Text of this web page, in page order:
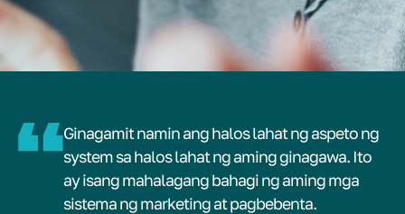
Ginagamit namin ang halos lahat ng aspeto ng
system sa halos lahat ng aming ginagawa. Ito
ay isang mahalagang bahagi ng aming mga
sistema ng marketing at pagbebenta.